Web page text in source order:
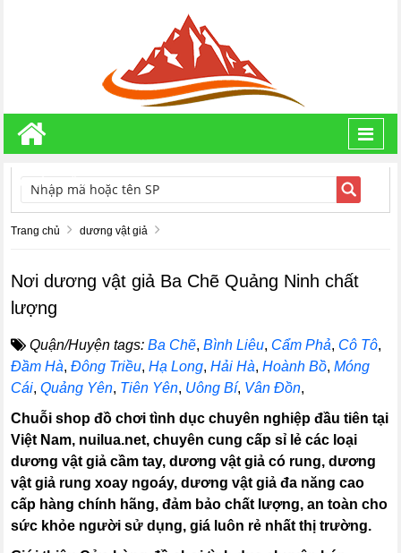
TÌM KIẾM
Trang chủ dương vật giả
Nơi dương vật giả Ba Chẽ Quảng Ninh chất
lượng
Quận/Huyện tags: Ba Chẽ,Bình Liêu, Cẩm Phả, Cô Tô,
Đầm Hà,Đông Triều,Hạ Long,Hải Hà,Hoành Bồ,Móng
Cái,Quảng Yên, Tiên Yên, Uông Bí, Vân Đồn,
Chuỗi shop đồ chơi tình dục chuyên nghiệp đầu tiên tại
Việt Nam, nuilua.net, chuyên cung cấp sỉ lẻ các loại
dương vật giả cầm tay, dương vật giả có rung, dương
vật giả rung xoay ngoáy, dương vật giả đa năng cao
cấp hàng chính hãng, đảm bảo chất lượng, an toàn cho
sức khỏe người sử dụng, giá luôn rẻ nhất thị trường.